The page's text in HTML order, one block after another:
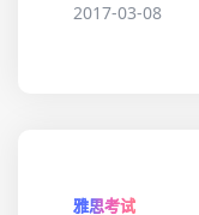
2017-03-08
雅思考试